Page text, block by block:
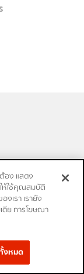
อง แสดง
ห้ใช้คุณสมบัติ
งเรา เรายัง
ดีย การโฆษณา
งหมด